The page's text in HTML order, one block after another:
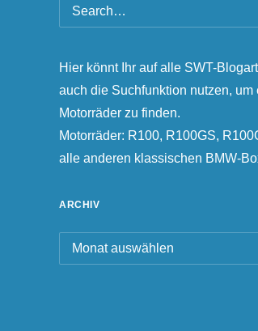
Hier könnt Ihr auf alle SWT-
auch die Suchfunktion nutzen,
Motorräder zu finden.
Motorräder: R100, R100GS,
alle anderen klassischen BMW-
ARCHIV
Archiv